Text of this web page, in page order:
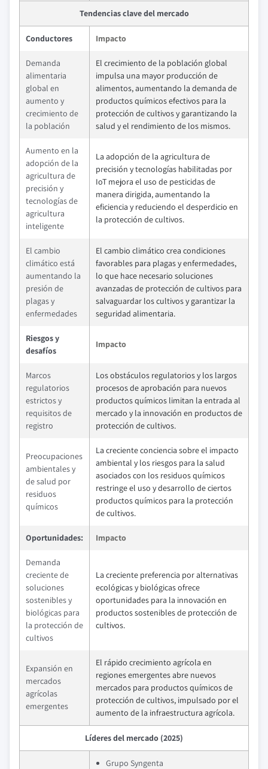
Tendencias clave del mercado
Conductores Impacto
Demanda
alimentaria
global en
aumento y
crecimiento de
la población
El crecimiento de la población global
impulsa una mayor producción de
alimentos, aumentando la demanda de
productos químicos efectivos para la
protección de cultivos y garantizando la
salud y el rendimiento de los mismos.
Aumento en la
adopción de la
agricultura de
precisión y
tecnologías de
agricultura
inteligente
La adopción de la agricultura de
precisión y tecnologías habilitadas por
IoT mejora el uso de pesticidas de
manera dirigida, aumentando la
eficiencia y reduciendo el desperdicio en
la protección de cultivos.
El cambio
climático está
aumentando la
presión de
plagas y
enfermedades
El cambio climático crea condiciones
favorables para plagas y enfermedades,
lo que hace necesario soluciones
avanzadas de protección de cultivos para
salvaguardar los cultivos y garantizar la
seguridad alimentaria.
Riesgos y
desafíos
Impacto
Marcos
regulatorios
estrictos y
requisitos de
registro
Los obstáculos regulatorios y los largos
procesos de aprobación para nuevos
productos químicos limitan la entrada al
mercado y la innovación en productos de
protección de cultivos.
Preocupaciones
ambientales y
de salud por
residuos
químicos
La creciente conciencia sobre el impacto
ambiental y los riesgos para la salud
asociados con los residuos químicos
restringe el uso y desarrollo de ciertos
productos químicos para la protección
de cultivos.
Oportunidades: Impacto
Demanda
creciente de
soluciones
sostenibles y
biológicas para
la protección de
cultivos
La creciente preferencia por alternativas
ecológicas y biológicas ofrece
oportunidades para la innovación en
productos sostenibles de protección de
cultivos.
Expansión en
mercados
agrícolas
emergentes
El rápido crecimiento agrícola en
regiones emergentes abre nuevos
mercados para productos químicos de
protección de cultivos, impulsado por el
aumento de la infraestructura agrícola.
Líderes del mercado (2025)
Grupo Syngenta